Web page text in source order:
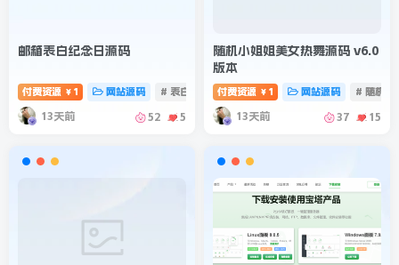
邮箱表白纪念日源码
付费资源 ￥ 1 网站源码 # 表白纪念日 # 表白源码
13天前 52 5
随机小姐姐美女热舞源码 v6.0
版本
付费资源 ￥ 1 网站源码 # 随机跳
13天前 37 15